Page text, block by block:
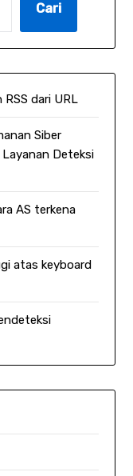
Cari
dari URL
Siber
Deteksi
AS terkena
atas keyboard